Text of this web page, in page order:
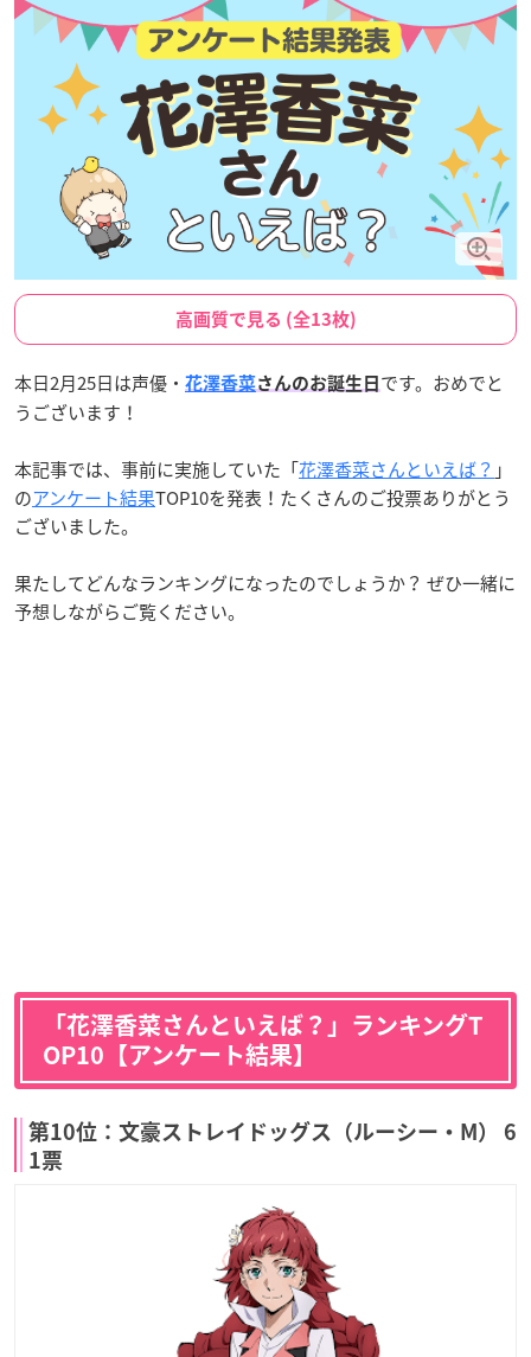
高画質で見る (全13枚)
本日2月25日は声優・ 花澤香菜さんのお誕生日 です。おめでと
うございます！
本記事では、事前に実施していた「花澤香菜さんといえば？ 」
のアンケート結果TOP10を発表！たくさんのご投票ありがとう
ございました。
果たしてどんなランキングになったのでしょうか？ ぜひ一緒に
予想しながらご覧ください。
「花澤香菜さんといえば？」ランキングT
OP10【アンケート結果】
第10位：文豪ストレイドッグス（ルーシー・M） 6
1票